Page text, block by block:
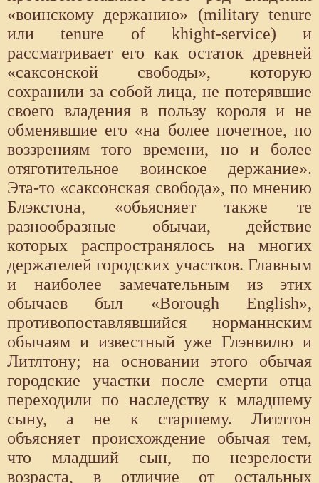
«воинскому держанию» (military tenure
или tenure of khight-service) и
рассматривает его как остаток древней
«саксонской свободы», которую
сохранили за собой лица, не потерявшие
своего владения в пользу короля и не
обменявшие его «на более почетное, по
воззрениям того времени, но и более
отяготительное воинское держание».
Эта-то «саксонская свобода», по мнению
Блэкстона, «объясняет также те
разнообразные обычаи, действие
которых распространялось на многих
держателей городских участков. Главным
и наиболее замечательным из этих
обычаев был «Borough English»,
противопоставлявшийся норманнским
обычаям и известный уже Глэнвилю и
Литлтону; на основании этого обычая
городские участки после смерти отца
переходили по наследству к младшему
сыну, а не к старшему. Литлтон
объясняет происхождение обычая тем,
что младший сын, по незрелости
возраста, в отличие от остальных